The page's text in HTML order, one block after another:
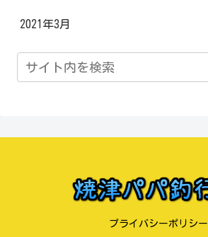
2021年3月
プライバシーポリシー